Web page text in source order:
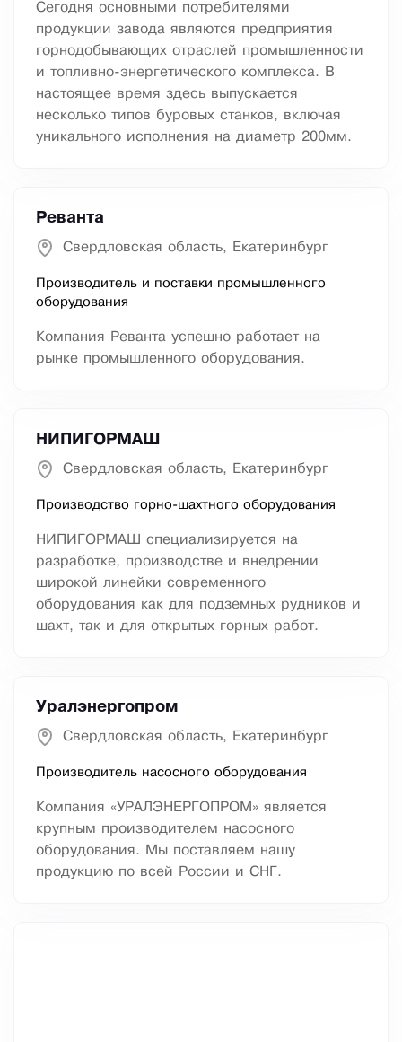
Сегодня основными потребителями
продукции завода являются предприятия
горнодобывающих отраслей промышленности
и топливно-энергетического комплекса. В
настоящее время здесь выпускается
несколько типов буровых станков, включая
уникального исполнения на диаметр 200мм.
Реванта
Свердловская область, Екатеринбург
Производитель и поставки промышленного
оборудования
Компания Реванта успешно работает на
рынке промышленного оборудования.
НИПИГОРМАШ
Свердловская область, Екатеринбург
Производство горно-шахтного оборудования
НИПИГОРМАШ специализируется на
разработке, производстве и внедрении
широкой линейки современного
оборудования как для подземных рудников и
шахт, так и для открытых горных работ.
Уралэнергопром
Свердловская область, Екатеринбург
Производитель насосного оборудования
Компания «УРАЛЭНЕРГОПРОМ» является
крупным производителем насосного
оборудования. Мы поставляем нашу
продукцию по всей России и СНГ.